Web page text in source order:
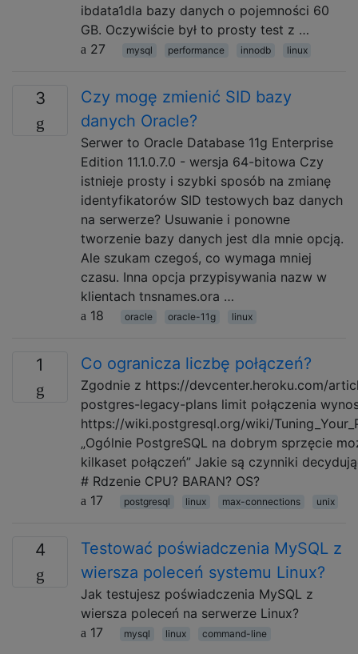
ibdata1dla bazy danych o pojemności 60
GB. Oczywiście był to prosty test z …
27
mysql performance innodb linux
3
Czy mogę zmienić SID bazy
danych Oracle?
Serwer to Oracle Database 11g Enterprise
Edition 11.1.0.7.0 - wersja 64-bitowa Czy
istnieje prosty i szybki sposób na zmianę
identyfikatorów SID testowych baz danych
na serwerze? Usuwanie i ponowne
tworzenie bazy danych jest dla mnie opcją.
Ale szukam czegoś, co wymaga mniej
czasu. Inna opcja przypisywania nazw w
klientach tnsnames.ora …
18
oracle oracle-11g linux
1 Co ogranicza liczbę połączeń?
Zgodnie z https://devcenter.heroku.com/
postgres-legacy-plans limit połączenia
https://wiki.postgresql.org/wiki/
„Ogólnie PostgreSQL na dobrym sprzęcie
kilkaset połączeń” Jakie są czynniki
# Rdzenie CPU? BARAN? OS?
17
postgresql linux max-connections unix
4
Testować poświadczenia MySQL z
wiersza poleceń systemu Linux?
Jak testujesz poświadczenia MySQL z
wiersza poleceń na serwerze Linux?
17
mysql linux command-line